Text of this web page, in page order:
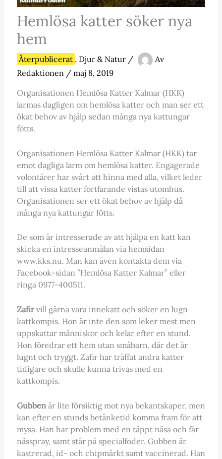
Hemlösa katter söker nya
hem
Återpublicerat , Djur & Natur/
Av
Redaktionen / maj 8, 2019
Organisationen Hemlösa Katter Kalmar (HKK)
larmas dagligen om hemlösa katter och man ser ett
ökat behov av hjälp sedan många nya kattungar
fötts.
Organisationen Hemlösa Katter Kalmar (HKK) tar
emot dagliga larm om hemlösa katter. Engagerade
volontärer har svårt att hinna med alla, vilket leder
till att vissa katter fortfarande vistas utomhus.
Organisationen ser ett ökat behov av hjälp då
många nya kattungar fötts.
De som är intresserade av att hjälpa en katt kan
skicka en intresseanmälan via hemsidan
www.kks.nu. Man kan även kontakta dem via
Facebook-sidan ”Hemlösa Katter Kalmar” eller
ringa 0977-400511.
Zafirvill gärna vara innekatt och söker en lugn
kattkompis. Hon är inte den som leker mest men
uppskattar människor och kelar efter en stund.
Hon föredrar ett hem utan småbarn, där det är
lugnt och tryggt. Zafir har träffat andra katter
tidigare och skulle kunna trivas med en
kattkompis.
Gubbenär lite försiktig mot nya bekantskaper, men
kan efter en stunds betänketid komma fram för att
mysa. Han har problem med en täppt näsa och får
nässpray, samt står på specialfoder. Gubben är
kastrerad, id- och chipmärkt samt vaccinerad. Han